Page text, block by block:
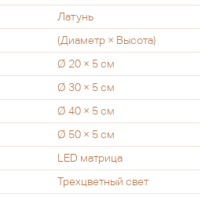
Латунь
(Диаметр × Высота)
Ø 20 × 5 см
Ø 30 × 5 см
Ø 40 × 5 см
Ø 50 × 5 см
LED матрица
Трехцветный свет